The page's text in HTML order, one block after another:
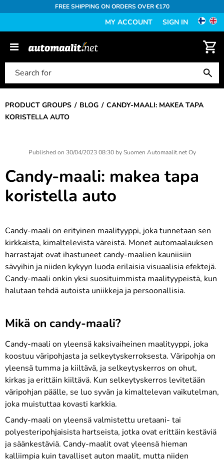
FREE SHIPPING ON ORDERS OVER €170
MY ACCOUNT SIGN IN
PRODUCT GROUPS BLOG
CANDY-MAALI: MAKEA TAPA
KORISTELLA AUTO
Published on 30/04/2023 08:30bySuomen Automaalit.net Oy
Candy-maali: makea tapa
koristella auto
Candy-maali on erityinen maalityyppi, joka tunnetaan sen
kirkkaista, kimaltelevista väreistä. Monet automaalauksen
harrastajat ovat ihastuneet candy-maalien kauniisiin
sävyihin ja niiden kykyyn luoda erilaisia visuaalisia efektejä.
Candy-maali onkin yksi suosituimmista maalityypeistä, kun
halutaan tehdä autoista uniikkeja ja persoonallisia.
Mikä on candy-maali?
Candy-maali on yleensä kaksivaiheinen maalityyppi, joka
koostuu väripohjasta ja selkeytyskerroksesta. Väripohja on
yleensä tumma ja kiiltävä, ja selkeytyskerros on ohut,
kirkas ja erittäin kiiltävä. Kun selkeytyskerros levitetään
väripohjan päälle, se luo syvän ja kimaltelevan vaikutelman,
joka muistuttaa kovasti karkkia.
Candy-maali on yleensä valmistettu uretaani- tai
polyesteripohjaisista hartseista, jotka ovat erittäin kestäviä
ja säänkestäviä. Candy-maalit ovat yleensä hieman
kalliimpia kuin tavalliset auton maalit, mutta niiden